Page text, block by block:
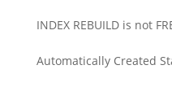
INDEX REBUILD is not
Automatically Created